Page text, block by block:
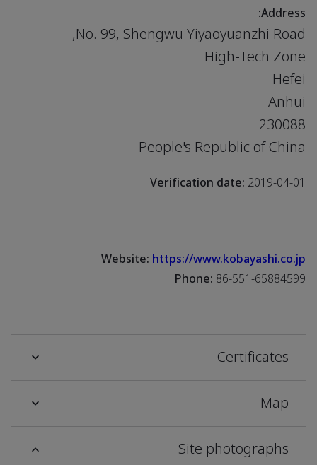
Address:
No. 99, Shengwu Yiyaoyuanzhi Road,
High-Tech Zone
Hefei
Anhui
230088
People's Republic of China
Verification date:2019-04-01
Website:https://www.kobayashi.co.jp
Phone:86-551-65884599
Certificates
Map
Site photographs